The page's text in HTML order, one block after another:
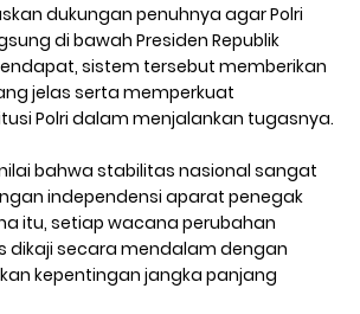
dukungan penuhnya agar Polri
di bawah Presiden Republik
sistem tersebut memberikan
jelas serta memperkuat
Polri dalam menjalankan tugasnya.
bahwa stabilitas nasional sangat
independensi aparat penegak
itu, setiap wacana perubahan
dikaji secara mendalam dengan
kepentingan jangka panjang